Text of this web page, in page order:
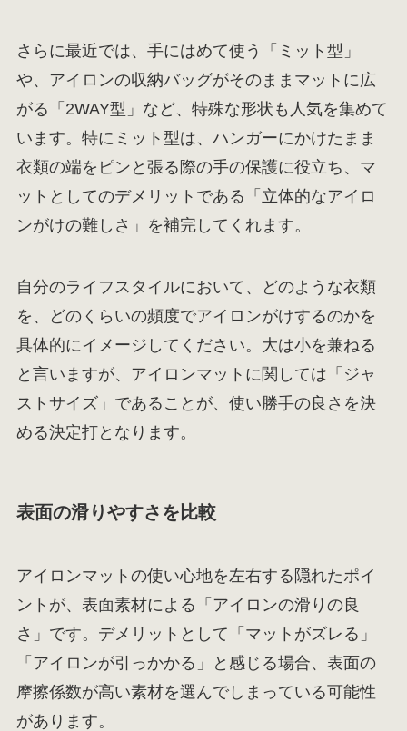
さらに最近では、手にはめて使う「ミット型」
や、アイロンの収納バッグがそのままマットに広
がる「2WAY型」など、特殊な形状も人気を集めて
います。特にミット型は、ハンガーにかけたまま
衣類の端をピンと張る際の手の保護に役立ち、マ
ットとしてのデメリットである「立体的なアイロ
ンがけの難しさ」を補完してくれます。
自分のライフスタイルにおいて、どのような衣類
を、どのくらいの頻度でアイロンがけするのかを
具体的にイメージしてください。大は小を兼ねる
と言いますが、アイロンマットに関しては「ジャ
ストサイズ」であることが、使い勝手の良さを決
める決定打となります。
表面の滑りやすさを比較
アイロンマットの使い心地を左右する隠れたポイ
ントが、表面素材による「アイロンの滑りの良
さ」です。デメリットとして「マットがズレる」
「アイロンが引っかかる」と感じる場合、表面の
摩擦係数が高い素材を選んでしまっている可能性
があります。